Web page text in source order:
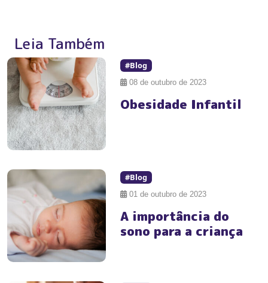
Leia Também
#Blog
08 de outubro de 2023
Obesidade Infantil
#Blog
01 de outubro de 2023
A importância do
sono para a criança